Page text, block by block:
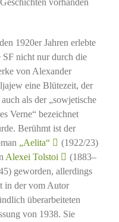
1920er Jahren erlebte
SF nicht nur durch die
von Alexander
eine Blütezeit, der
als der „sowjetische
Verne“ bezeichnet
Berühmt ist der
„Aelita“
(1922/23)
Alexei Tolstoi
(1883–
geworden, allerdings
in der vom Autor
überarbeiteten
von 1938. Sie